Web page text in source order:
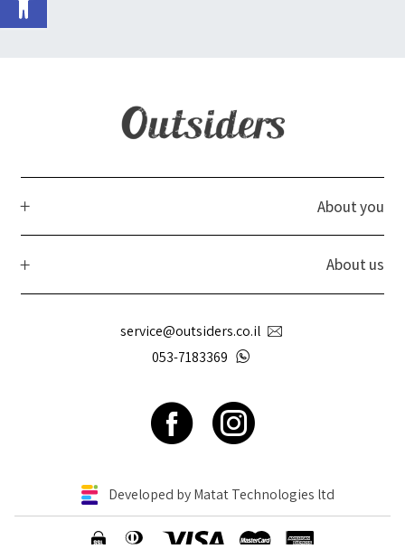
About you
About us
service@outsiders.co.il
053-7183369
Developed by Matat Technologies ltd